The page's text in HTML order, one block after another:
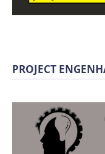
PROJECT